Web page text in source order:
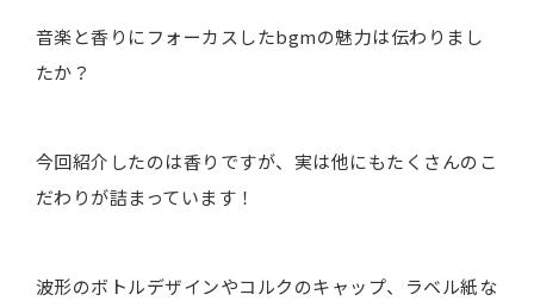
音楽と香りにフォーカスしたbgmの魅力は伝わりまし
たか？
今回紹介したのは香りですが、実は他にもたくさんのこ
だわりが詰まっています！
波形のボトルデザインやコルクのキャップ、ラベル紙な